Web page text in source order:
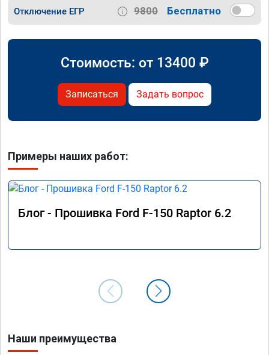
Отключение ЕГР 9800 Бесплатно
Стоимость: от 13400 ₽
Записаться Задать вопрос
Примеры наших работ:
Блог - Прошивка Ford F-150 Raptor 6.2
Наши преимущества